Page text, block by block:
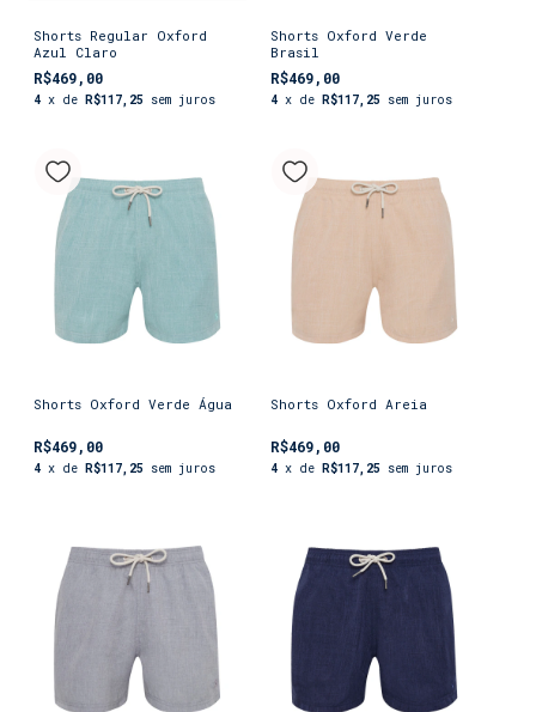
Shorts Regular Oxford
Azul Claro
R$469,00
4 x de R$117,25 sem juros
Shorts Oxford Verde
Brasil
R$469,00
4 x de R$117,25 sem juros
Shorts Oxford Verde Água
R$469,00
4 x de R$117,25 sem juros
Shorts Oxford Areia
R$469,00
4 x de R$117,25 sem juros